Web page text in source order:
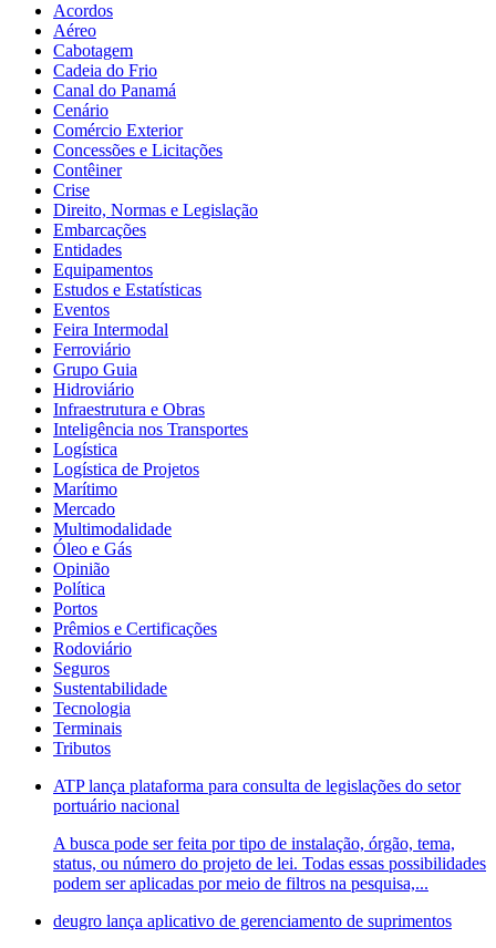
Acordos
Aéreo
Cabotagem
Cadeia do Frio
Canal do Panamá
Cenário
Comércio Exterior
Concessões e Licitações
Contêiner
Crise
Direito, Normas e Legislação
Embarcações
Entidades
Equipamentos
Estudos e Estatísticas
Eventos
Feira Intermodal
Ferroviário
Grupo Guia
Hidroviário
Infraestrutura e Obras
Inteligência nos Transportes
Logística
Logística de Projetos
Marítimo
Mercado
Multimodalidade
Óleo e Gás
Opinião
Política
Portos
Prêmios e Certificações
Rodoviário
Seguros
Sustentabilidade
Tecnologia
Terminais
Tributos
ATP lança plataforma para consulta de legislações do setor
portuário nacional
A busca pode ser feita por tipo de instalação, órgão, tema,
status, ou número do projeto de lei. Todas essas possibilidades
podem ser aplicadas por meio de filtros na pesquisa,...
deugro lança aplicativo de gerenciamento de suprimentos